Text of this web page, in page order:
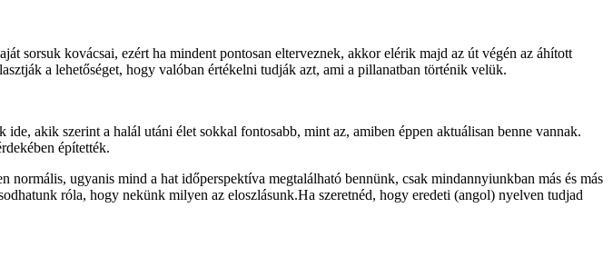
sorsuk kovácsai, ezért ha mindent pontosan elterveznek, akkor elérik majd az út végén az áhított
a lehetőséget, hogy valóban értékelni tudják azt, ami a pillanatban történik velük.
akik szerint a halál utáni élet sokkal fontosabb, mint az, amiben éppen aktuálisan benne vannak.
építették.
ugyanis mind a hat időperspektíva megtalálható bennünk, csak mindannyiunkban más és más
róla, hogy nekünk milyen az eloszlásunk.Ha szeretnéd, hogy eredeti (angol) nyelven tudjad